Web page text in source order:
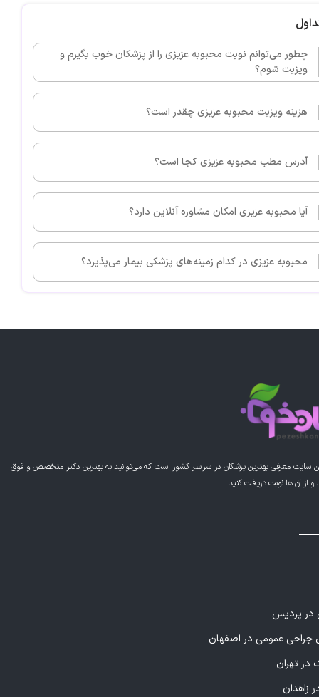
چطور می‌توانم نوبت محبوبه عزیزی را از پزشکان خوب بگیرم و
ویزیت شوم؟
هزینه ویزیت محبوبه عزیزی چقدر است؟
آدرس مطب محبوبه عزیزی کجا است؟
آیا محبوبه عزیزی امکان مشاوره آنلاین دارد؟
محبوبه عزیزی در کدام زمینه‌های پزشکی بیمار می‌پذیرد؟
سایت معرفی بهترین پزشکان در سراسر کشور است که می‌توانید به بهترین دکتر متخصص و فوق
آن ها نوبت دریافت کنید
در پردیس
عمومی در اصفهان
در تهران
زاهدان